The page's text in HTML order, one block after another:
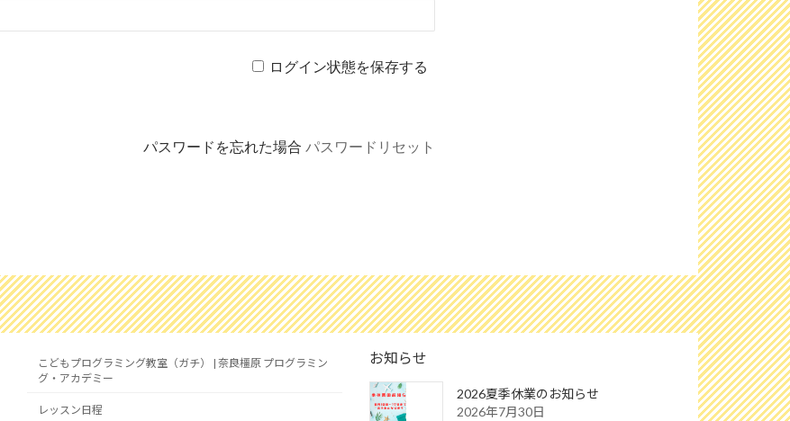
ログイン状態を保存する
パスワードを忘れた場合 パスワードリセット
こどもプログラミング教室（ガチ） | 奈良橿原 プログラミン
グ・アカデミー
レッスン日程
お知らせ
2026夏季休業のお知らせ
2026年7月30日